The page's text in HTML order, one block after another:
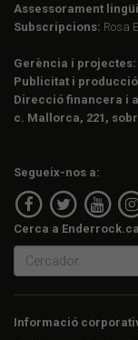
Assessorament
Subscripcions: Rosa
Gerència i projectes:
Publicitat i
Direcció financera i
c. Mallorca, 221,
Segueix-nos a:
Cerca a
Informació